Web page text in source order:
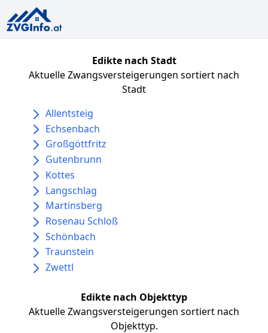
Edikte nach Stadt
Aktuelle Zwangsversteigerungen sortiert nach
Stadt
Allentsteig
Echsenbach
Großgöttfritz
Gutenbrunn
Kottes
Langschlag
Martinsberg
Rosenau Schloß
Schönbach
Traunstein
Zwettl
Edikte nach Objekttyp
Aktuelle Zwangsversteigerungen sortiert nach
Objekttyp.